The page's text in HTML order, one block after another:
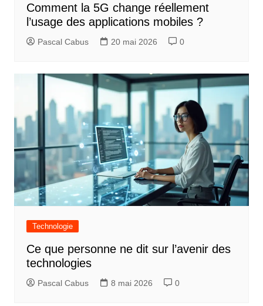
Comment la 5G change réellement
l’usage des applications mobiles ?
Pascal Cabus 20 mai 2026 0
Technologie
Ce que personne ne dit sur l’avenir des
technologies
Pascal Cabus 8 mai 2026 0